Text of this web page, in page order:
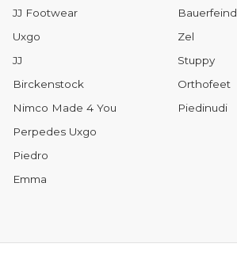
JJ Footwear
Uxgo
JJ
Birckenstock
Nimco Made 4 You
Perpedes Uxgo
Piedro
Emma
Bauerfeind
Zel
Stuppy
Orthofeet
Piedinudi